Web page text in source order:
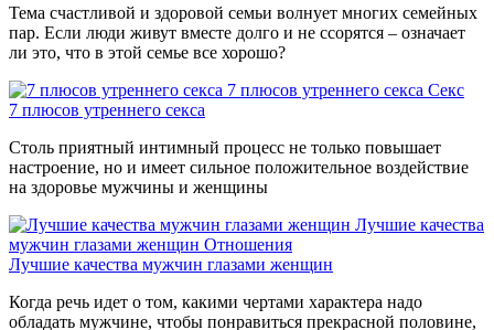
Тема счастливой и здоровой семьи волнует многих семейных
пар. Если люди живут вместе долго и не ссорятся – означает
ли это, что в этой семье все хорошо?
7 плюсов утреннего секса Секс
7 плюсов утреннего секса
Столь приятный интимный процесс не только повышает
настроение, но и имеет сильное положительное воздействие
на здоровье мужчины и женщины
Лучшие качества
мужчин глазами женщин Отношения
Лучшие качества мужчин глазами женщин
Когда речь идет о том, какими чертами характера надо
обладать мужчине, чтобы понравиться прекрасной половине,